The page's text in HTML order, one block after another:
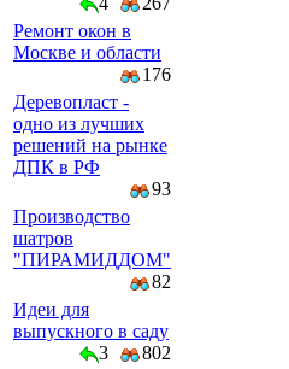
Ремонт окон в
Москве и области
176
Деревопласт -
одно из лучших
решений на рынке
ДПК в РФ
93
Производство
шатров
"ПИРАМИДДОМ"
82
Идеи для
выпускного в саду
3
802